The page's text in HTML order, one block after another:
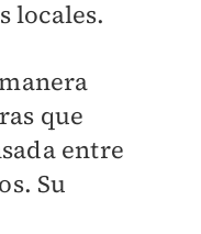
locales.
que
entre
Su